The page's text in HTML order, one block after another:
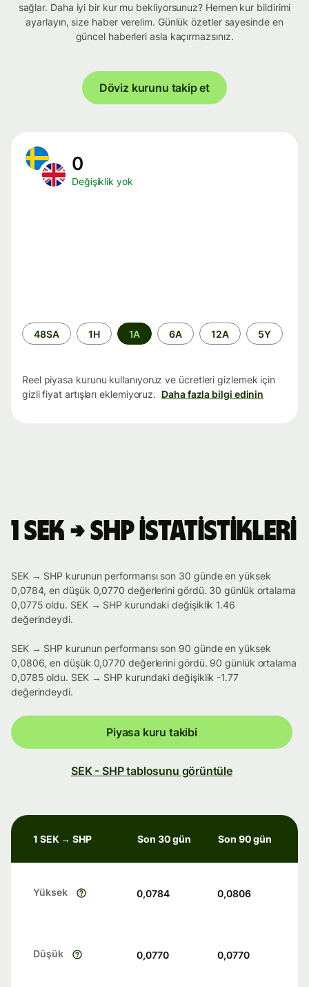
sağlar. Daha iyi bir kur mu bekliyorsunuz? Hemen kur bildirimi
ayarlayın, size haber verelim. Günlük özetler sayesinde en
güncel haberleri asla kaçırmazsınız.
Döviz kurunu takip et
0
Değişiklik yok
Zaman
aralığı
48SA 1H 1A 6A 12A 5Y
Reel piyasa kurunu kullanıyoruz ve ücretleri gizlemek için
gizli fiyat artışları eklemiyoruz. Daha fazla bilgi edinin
1 SEK → SHP istatistikleri
SEK → SHP kurunun performansı son 30 günde en yüksek
0,0784, en düşük 0,0770 değerlerini gördü. 30 günlük ortalama
0,0775 oldu. SEK → SHP kurundaki değişiklik 1.46
değerindeydi.
SEK → SHP kurunun performansı son 90 günde en yüksek
0,0806, en düşük 0,0770 değerlerini gördü. 90 günlük ortalama
0,0785 oldu. SEK → SHP kurundaki değişiklik -1.77
değerindeydi.
Piyasa kuru takibi
SEK - SHP tablosunu görüntüle
1 SEK → SHP Son 30 gün Son 90 gün
Yüksek 0,0784 0,0806
Düşük 0,0770 0,0770